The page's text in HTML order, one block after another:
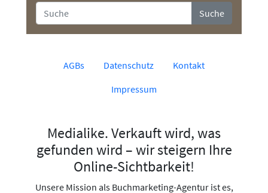
Suche
AGBs Datenschutz
Kontakt
Impressum
Medialike. Verkauft wird, was
gefunden wird – wir steigern Ihre
Online-Sichtbarkeit!
Unsere Mission als Buchmarketing-Agentur ist es,